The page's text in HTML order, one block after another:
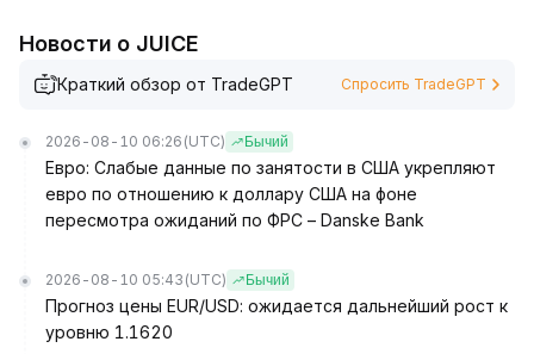
Новости о JUICE
Краткий обзор от TradeGPT Спросить TradeGPT
2026-08-10 06:26 (UTC) Бычий
Евро: Слабые данные по занятости в США укрепляют
евро по отношению к доллару США на фоне
пересмотра ожиданий по ФРС – Danske Bank
2026-08-10 05:43 (UTC) Бычий
Прогноз цены EUR/USD: ожидается дальнейший рост к
уровню 1.1620